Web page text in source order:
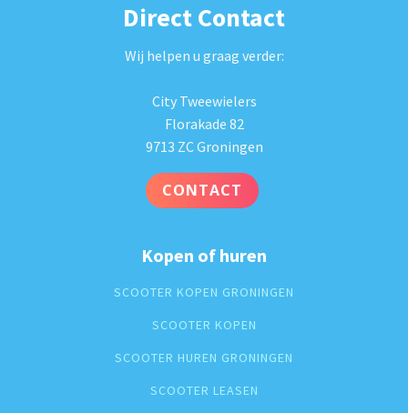
Direct Contact
Wij helpen u graag verder:
City Tweewielers
Florakade 82
9713 ZC Groningen
CONTACT
Kopen of huren
SCOOTER KOPEN GRONINGEN
SCOOTER KOPEN
SCOOTER HUREN GRONINGEN
SCOOTER LEASEN